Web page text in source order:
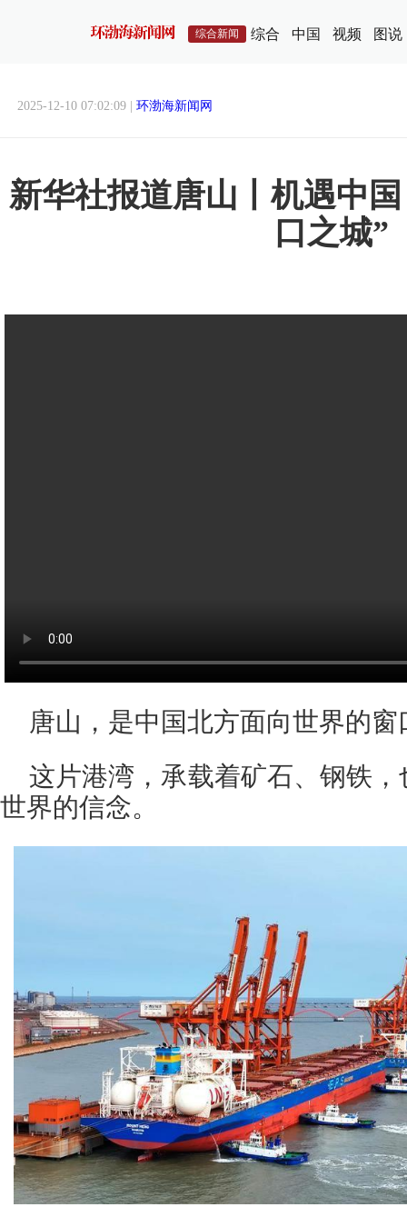
综合新闻 综合 中国 视频 图说
2025-12-10 07:02:09 | 环渤海新闻网
新华社报道唐山丨机遇中
口之城”
唐山，是中国北方面向世界的窗
这片港湾，承载着矿石、钢铁
世界的信念。